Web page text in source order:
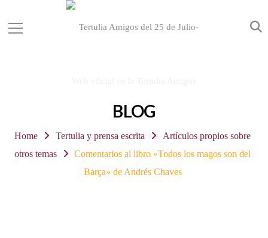
BLOG
Home Tertulia y prensa escrita
Artículos propios sobre
otros temas
Comentarios al libro «Todos los magos son del
Barça» de Andrés Chaves